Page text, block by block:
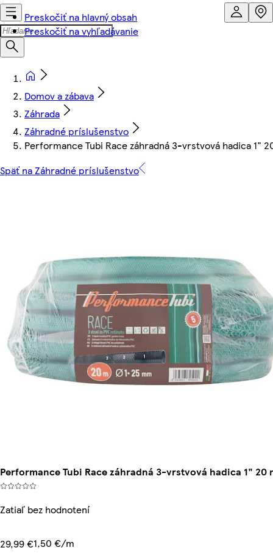
Preskočiť na hlavný obsah
Preskočiť na vyhľadávanie
Domov a zábava
Záhrada
Záhradné príslušenstvo
Performance Tubi Race záhradná 3-vrstvová hadica 1"
Späť na Záhradné príslušenstvo
Performance Tubi Race záhradná 3-vrstvová hadica 1" 20
Zatiaľ bez hodnotení
29,99 €1,50 €/m